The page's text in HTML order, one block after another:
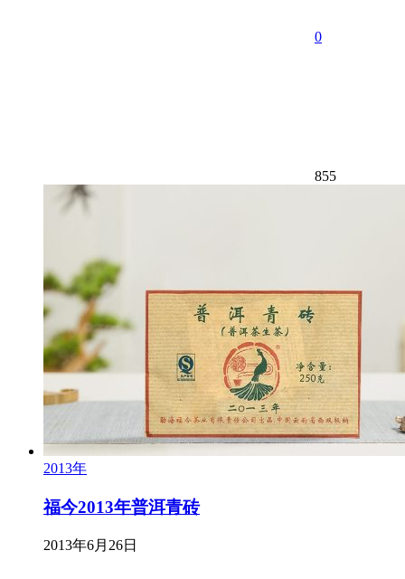
0
855
2013年
福今2013年普洱青砖
2013年6月26日